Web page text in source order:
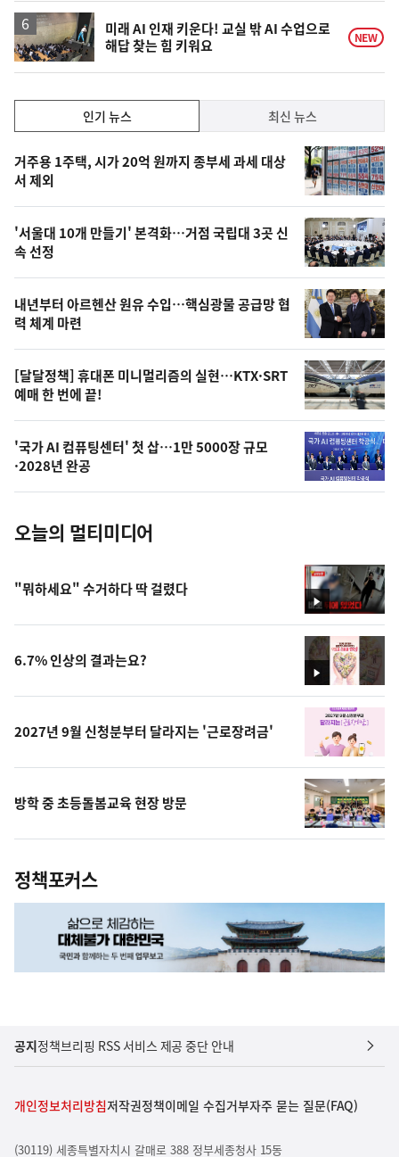
미래 AI 인재 키운다! 교실 밖 AI 수업으로
해답 찾는 힘 키워요
NEW
기,
최
신,
오
늘
의
영
상
오
늘
의
사
진
인기 뉴스 최신 뉴스
기
뉴
스
거주용 1주택, 시가 20억 원까지 종부세 과세 대상
서 제외
'서울대 10개 만들기' 본격화…거점 국립대 3곳 신
속 선정
내년부터 아르헨산 원유 수입…핵심광물 공급망 협
력 체계 마련
[달달정책] 휴대폰 미니멀리즘의 실현…KTX·SRT
예매 한 번에 끝!
'국가 AI 컴퓨팅센터' 첫 삽…1만 5000장 규모
·2028년 완공
오늘의 멀티미디어
영
상
"뭐하세요" 수거하다 딱 걸렸다
영
상
6.7% 인상의 결과는요?
2027년 9월 신청분부터 달라지는 '근로장려금'
방학 중 초등돌봄교육 현장 방문
정책포커스
공지정책브리핑 RSS 서비스 제공 중단 안내
개인정보처리방침저작권정책이메일 수집거부자주 묻는 질문(FAQ)
(30119) 세종특별자치시 갈매로 388 정부세종청사 15동